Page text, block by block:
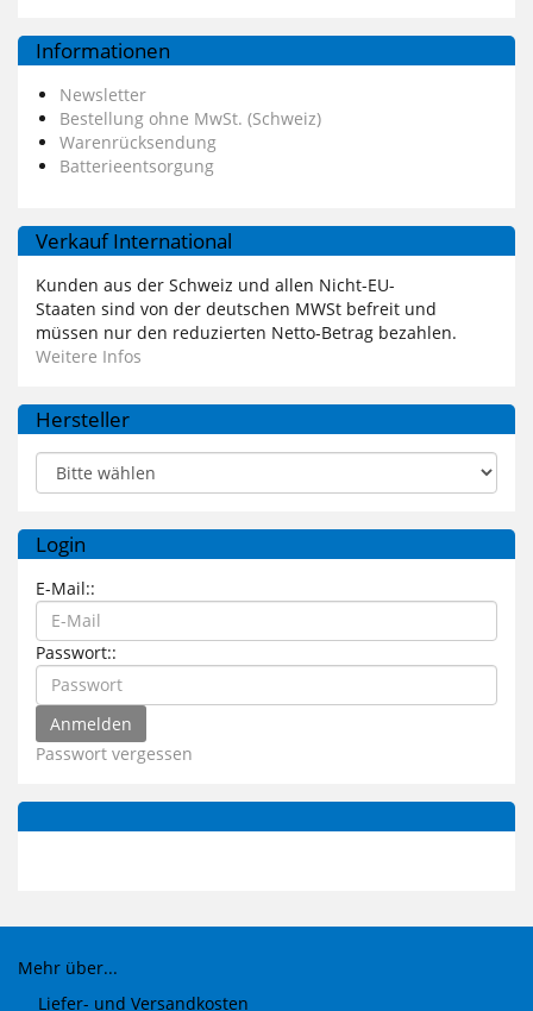
Informationen
Newsletter
Bestellung ohne MwSt. (Schweiz)
Warenrücksendung
Batterieentsorgung
Verkauf International
Kunden aus der Schweiz und allen Nicht-EU-
Staaten sind von der deutschen MWSt befreit und
müssen nur den reduzierten Netto-Betrag bezahlen.
Weitere Infos
Hersteller
Login
E-Mail::
Passwort::
Passwort vergessen
Mehr über...
Liefer- und Versandkosten